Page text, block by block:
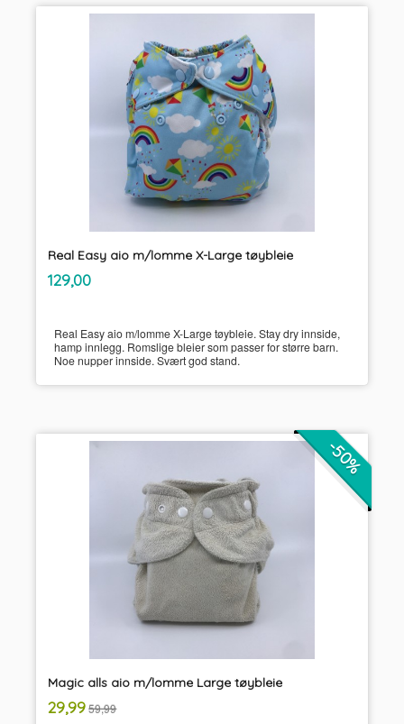
Real Easy aio m/lomme X-Large tøybleie
Pris
129,00mva.
Real Easy aio m/lomme X-Large tøybleie. Stay dry innside,
hamp innlegg. Romslige bleier som passer for større barn.
Noe nupper innside. Svært god stand.
Magic alls aio m/lomme Large tøybleie
Tilbud
29,9959,99
-50%
mva.